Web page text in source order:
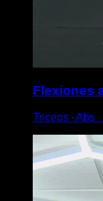
Flexiones
Triceps ∙ Abs